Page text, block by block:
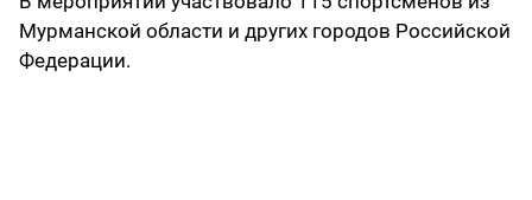
Мурманской области и других городов Российской
Федерации.